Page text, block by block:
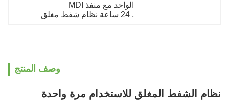
الواحد مع منفذ MDI
, 24 ساعة نظام شفط مغلق
وصف المنتج
نظام الشفط المغلق للاستخدام مرة واحدة